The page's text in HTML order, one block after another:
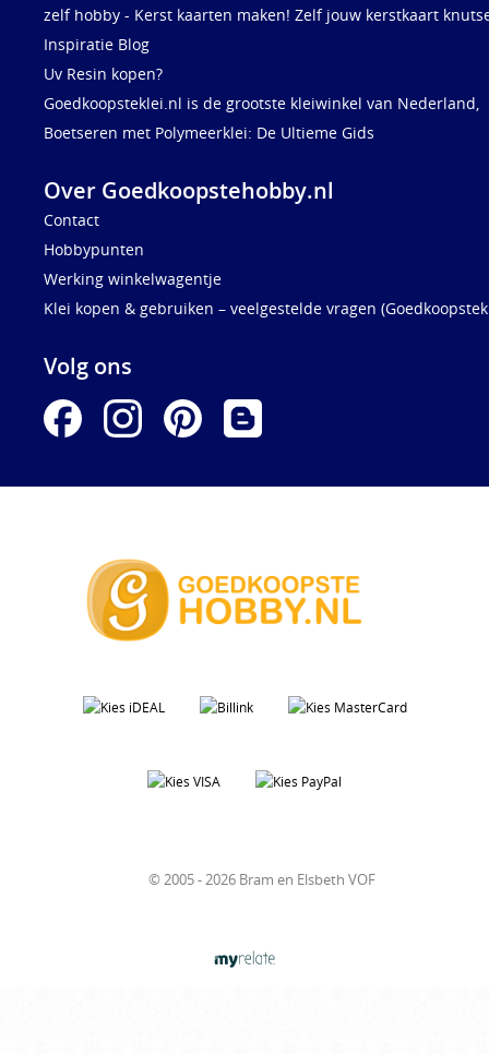
zelf hobby - Kerst kaarten maken! Zelf jouw kerstkaart
Inspiratie Blog
Uv Resin kopen?
Goedkoopsteklei.nl is de grootste kleiwinkel van Nederland,
Boetseren met Polymeerklei: De Ultieme Gids
Over Goedkoopstehobby.nl
Contact
Hobbypunten
Werking winkelwagentje
Klei kopen & gebruiken – veelgestelde vragen
Volg ons
© 2005 - 2026 Bram en Elsbeth VOF